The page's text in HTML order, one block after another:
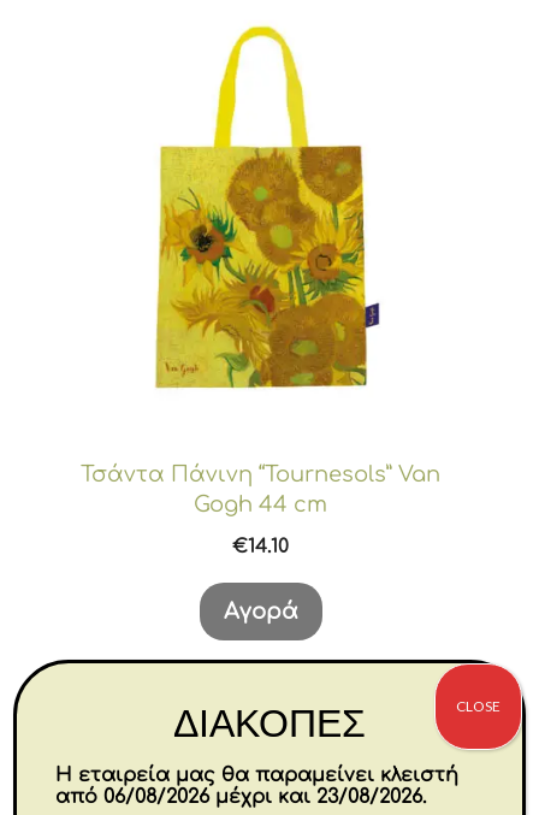
Τσάντα Πάνινη “Tournesols” Van
Gogh 44 cm
€14.10
Αγορά
ΔΙΑΚΟΠΕΣ
Η εταιρεία μας θα παραμείνει κλειστή
από 06/08/2026 μέχρι και 23/08/2026.
CLOSE